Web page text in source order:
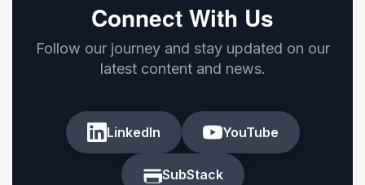
Connect With Us
Follow our journey and stay updated on our
latest content and news.
LinkedIn YouTube
SubStack